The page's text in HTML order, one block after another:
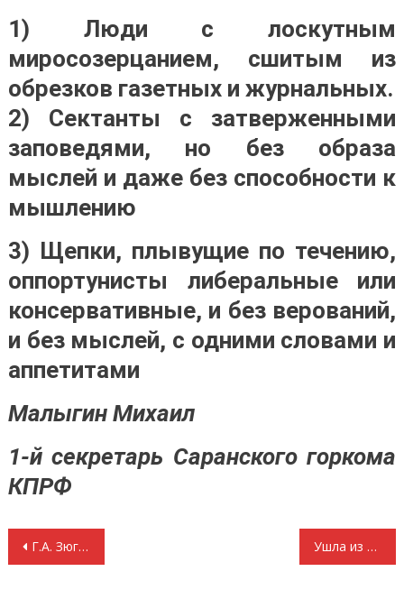
1) Люди с лоскутным
миросозерцанием, сшитым из
обрезков газетных и журнальных.
2) Сектанты с затверженными
заповедями, но без образа
мыслей и даже без способности к
мышлению
3) Щепки, плывущие по течению,
оппортунисты либеральные или
консервативные, и без верований,
и без мыслей, с одними словами и
аппетитами
Малыгин Михаил
1-й секретарь Саранского горкома
КПРФ
Навигация
Г.А. Зюганов: Мы имеем все основания поклониться светлой памяти Геннадия Селезнева Ушла из жизни Саржанова Фаина Николаевна